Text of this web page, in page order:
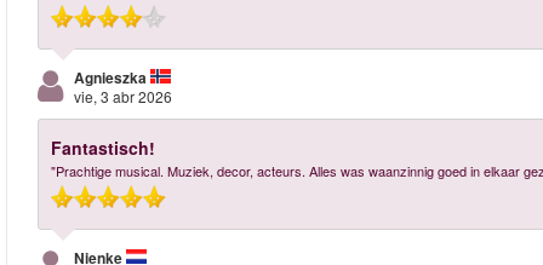
Agnieszka
vie, 3 abr 2026
Fantastisch!
"Prachtige musical. Muziek, decor, acteurs. Alles was waanzinnig goed in elkaar
Nienke